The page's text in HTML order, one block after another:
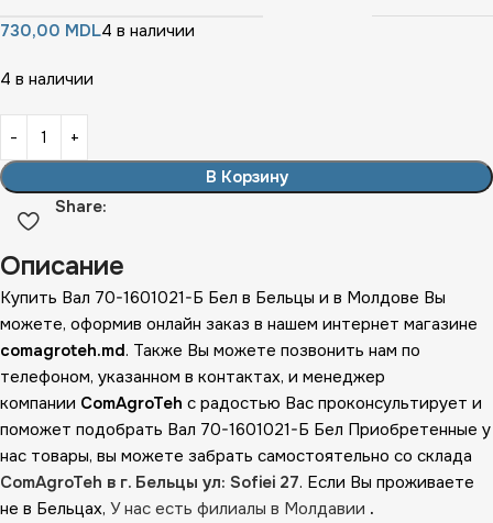
730,00 MDL4 в наличии
4 в наличии
В Корзину
Share:
Описание
Купить Вал 70-1601021-Б Бел в Бельцы и в Молдове Вы
можете, оформив онлайн заказ в нашем интернет магазине
comagroteh.md. Также Вы можете позвонить нам по
телефоном, указанном в контактах, и менеджер
компании ComAgroTeh с радостью Вас проконсультирует и
поможет подобрать Вал 70-1601021-Б Бел Приобретенные у
нас товары, вы можете забрать самостоятельно со склада
ComAgroTeh в г. Бельцы ул: Sofiei 27. Если Вы проживаете
не в Бельцах, У нас есть филиалы в Молдавии .